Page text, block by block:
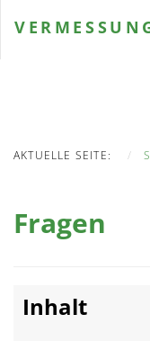
AKTUELLE SEITE:
Fragen
Inhalt